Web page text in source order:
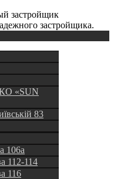
застройщик
застройщика.
«SUN
83
106а
112-114
116